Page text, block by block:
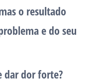
o resultado
e do seu
dar dor forte?